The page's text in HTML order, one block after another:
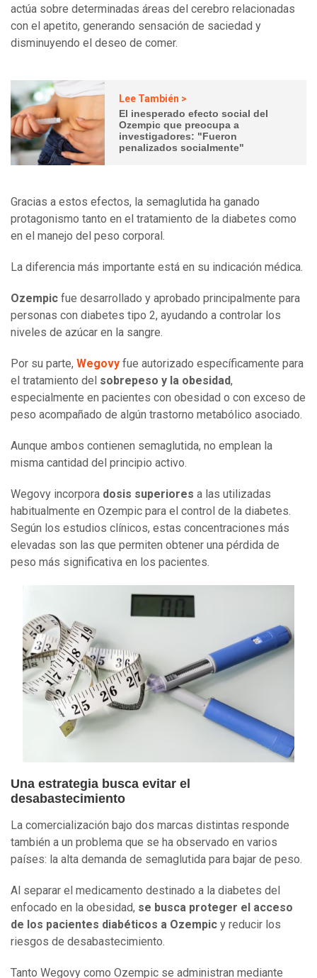
actúa sobre determinadas áreas del cerebro relacionadas
con el apetito, generando sensación de saciedad y
disminuyendo el deseo de comer.
Lee También >
El inesperado efecto social del
Ozempic que preocupa a
investigadores: "Fueron
penalizados socialmente"
Gracias a estos efectos, la semaglutida ha ganado
protagonismo tanto en el tratamiento de la diabetes como
en el manejo del peso corporal.
La diferencia más importante está en su indicación médica.
Ozempic fue desarrollado y aprobado principalmente para
personas con diabetes tipo 2, ayudando a controlar los
niveles de azúcar en la sangre.
Por su parte, Wegovy fue autorizado específicamente para
el tratamiento del sobrepeso y la obesidad,
especialmente en pacientes con obesidad o con exceso de
peso acompañado de algún trastorno metabólico asociado.
Aunque ambos contienen semaglutida, no emplean la
misma cantidad del principio activo.
Wegovy incorpora dosis superiores a las utilizadas
habitualmente en Ozempic para el control de la diabetes.
Según los estudios clínicos, estas concentraciones más
elevadas son las que permiten obtener una pérdida de
peso más significativa en los pacientes.
Una estrategia busca evitar el
desabastecimiento
La comercialización bajo dos marcas distintas responde
también a un problema que se ha observado en varios
países: la alta demanda de semaglutida para bajar de peso.
Al separar el medicamento destinado a la diabetes del
enfocado en la obesidad, se busca proteger el acceso
de los pacientes diabéticos a Ozempic y reducir los
riesgos de desabastecimiento.
Tanto Wegovy como Ozempic se administran mediante